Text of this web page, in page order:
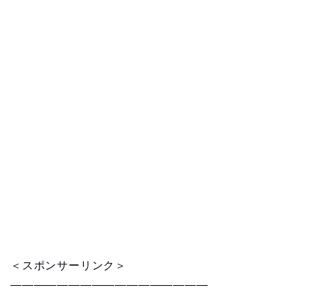
＜スポンサーリンク＞
—————————————————